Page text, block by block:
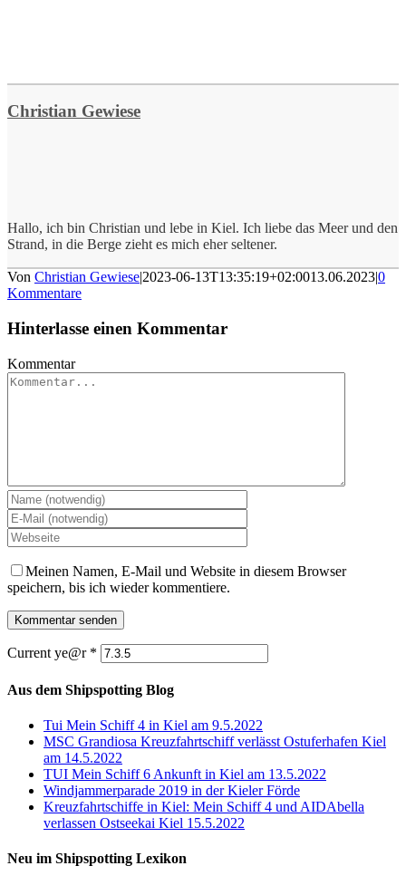
Christian Gewiese
Hallo, ich bin Christian und lebe in Kiel. Ich liebe das Meer und den
Strand, in die Berge zieht es mich eher seltener.
Von Christian Gewiese|2023-06-13T13:35:19+02:0013.06.2023|0
Kommentare
Hinterlasse einen Kommentar
Kommentar
Meinen Namen, E-Mail und Website in diesem Browser
speichern, bis ich wieder kommentiere.
Current ye@r *
Aus dem Shipspotting Blog
Tui Mein Schiff 4 in Kiel am 9.5.2022
MSC Grandiosa Kreuzfahrtschiff verlässt Ostuferhafen Kiel
am 14.5.2022
TUI Mein Schiff 6 Ankunft in Kiel am 13.5.2022
Windjammerparade 2019 in der Kieler Förde
Kreuzfahrtschiffe in Kiel: Mein Schiff 4 und AIDAbella
verlassen Ostseekai Kiel 15.5.2022
Neu im Shipspotting Lexikon